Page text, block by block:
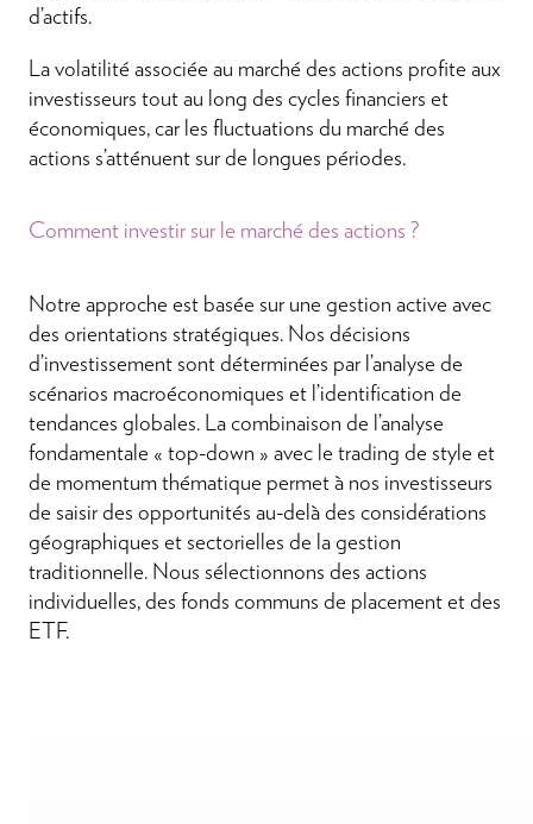
d’actifs.
La volatilité associée au marché des actions profite aux
investisseurs tout au long des cycles financiers et
économiques, car les fluctuations du marché des
actions s’atténuent sur de longues périodes.
Comment investir sur le marché des actions ?
Notre approche est basée sur une gestion active avec
des orientations stratégiques. Nos décisions
d’investissement sont déterminées par l’analyse de
scénarios macroéconomiques et l’identification de
tendances globales. La combinaison de l’analyse
fondamentale « top-down » avec le trading de style et
de momentum thématique permet à nos investisseurs
de saisir des opportunités au-delà des considérations
géographiques et sectorielles de la gestion
traditionnelle. Nous sélectionnons des actions
individuelles, des fonds communs de placement et des
ETF.